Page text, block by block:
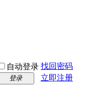
自动登录 找回密码
登录 立即注册